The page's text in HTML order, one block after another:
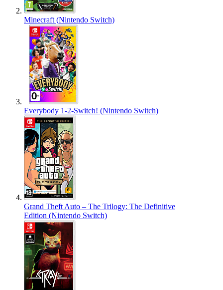
Minecraft (Nintendo Switch)
Everybody 1-2-Switch! (Nintendo Switch)
Grand Theft Auto – The Trilogy: The Definitive
Edition (Nintendo Switch)